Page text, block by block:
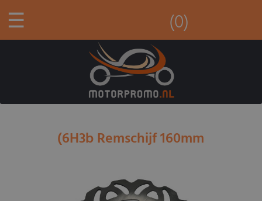
☰ (0)
(6H3b Remschijf 160mm